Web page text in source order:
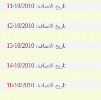
تاريخ الاضافة: 11/10/2010
تاريخ الاضافة: 12/10/2010
تاريخ الاضافة: 13/10/2010
تاريخ الاضافة: 14/10/2010
تاريخ الاضافة: 18/10/2010